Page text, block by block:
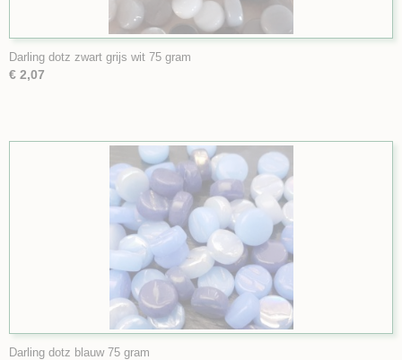
Darling dotz zwart grijs wit 75 gram
€ 2,07
Darling dotz blauw 75 gram